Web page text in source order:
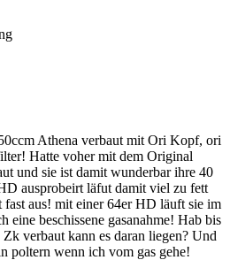
Athena verbaut mit Ori Kopf, ori
Hatte voher mit dem Original
und sie ist damit wunderbar ihre 40
ausprobeirt läfut damit viel zu fett
fast aus! mit einer 64er HD läuft sie im
eine beschissene gasanahme! Hab bis
verbaut kann es daran liegen? Und
poltern wenn ich vom gas gehe!